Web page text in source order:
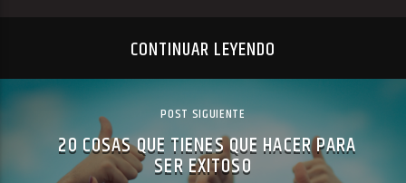
CONTINUAR LEYENDO
POST SIGUIENTE
20 COSAS QUE TIENES QUE HACER PARA
SER EXITOSO